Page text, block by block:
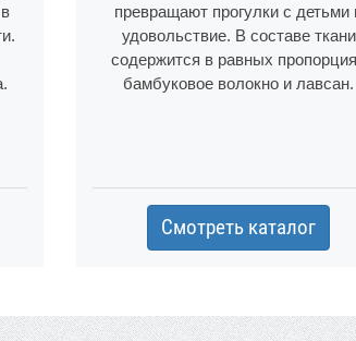
превращают прогулки с детьми
удовольствие. В составе ткани
содержится в равных
бамбуковое волокно и лавсан.
Смотреть каталог